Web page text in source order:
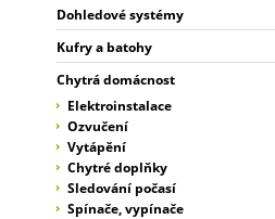
Dohledové systémy
Kufry a batohy
Chytrá domácnost
Elektroinstalace
Ozvučení
Vytápění
Chytré doplňky
Sledování počasí
Spínače, vypínače